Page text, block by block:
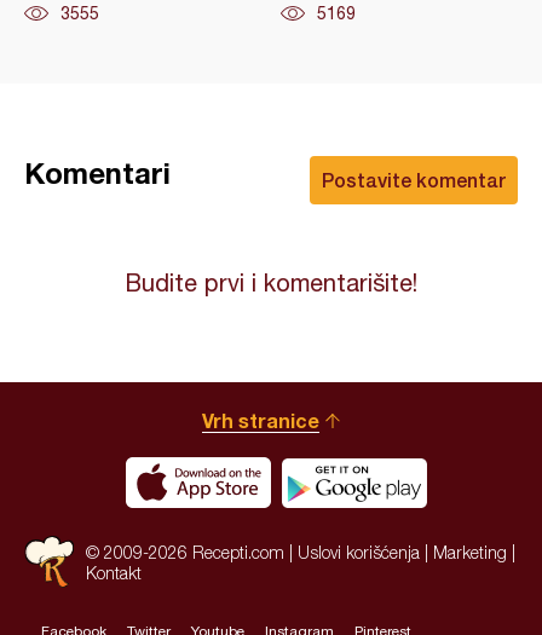
3555 5169
Postavite komentar
Komentari
Budite prvi i komentarišite!
Vrh stranice
© 2009-2026 Recepti.com | Uslovi korišćenja Marketing
Kontakt